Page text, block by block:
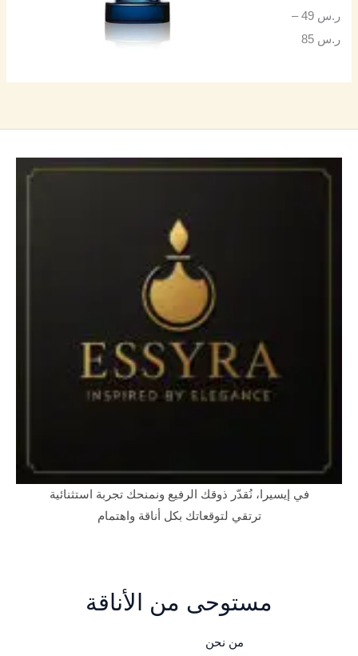
ر.س 49
–
ر.س 85
في إيسيرا، نُقدّر ذوقك الرفيع ونمنحك تجربة استثنائية
ترتقي لتوقعاتك بكل أناقة واهتمام
مستوحى من الأناقة
من نحن